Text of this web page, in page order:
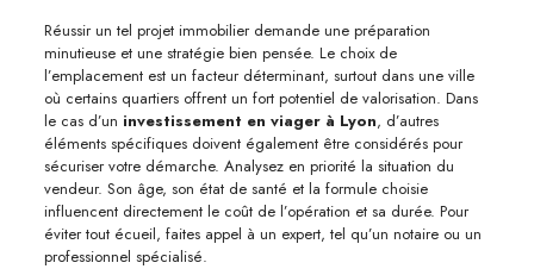
Réussir un tel projet immobilier demande une préparation
minutieuse et une stratégie bien pensée. Le choix de
l’emplacement est un facteur déterminant, surtout dans une ville
où certains quartiers offrent un fort potentiel de valorisation. Dans
le cas d’un investissement en viager à Lyon, d’autres
éléments spécifiques doivent également être considérés pour
sécuriser votre démarche. Analysez en priorité la situation du
vendeur. Son âge, son état de santé et la formule choisie
influencent directement le coût de l’opération et sa durée. Pour
éviter tout écueil, faites appel à un expert, tel qu’un notaire ou un
professionnel spécialisé.